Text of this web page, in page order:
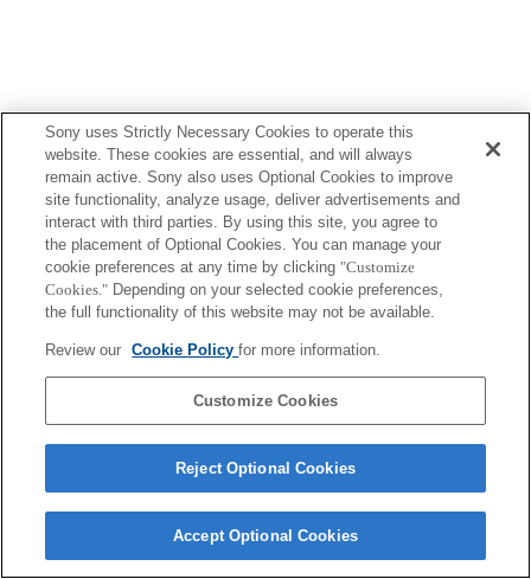
Terms of Use Contact Us
Copyright 2026 Sony Corporation
Sony uses Strictly Necessary Cookies to operate this
website. These cookies are essential, and will always
remain active. Sony also uses Optional Cookies to improve
site functionality, analyze usage, deliver advertisements and
interact with third parties. By using this site, you agree to
the placement of Optional Cookies. You can manage your
cookie preferences at any time by clicking "Customize
Cookies." Depending on your selected cookie preferences,
the full functionality of this website may not be available.
Review our Cookie Policyfor more information.
Customize Cookies
Reject Optional Cookies
Accept Optional Cookies